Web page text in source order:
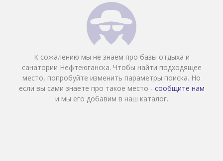
К сожалению мы не знаем про базы отдыха и
санатории Нефтеюганска. Чтобы найти подходящее
место, попробуйте изменить параметры поиска. Но
если вы сами знаете про такое место - сообщите нам
и мы его добавим в наш каталог.